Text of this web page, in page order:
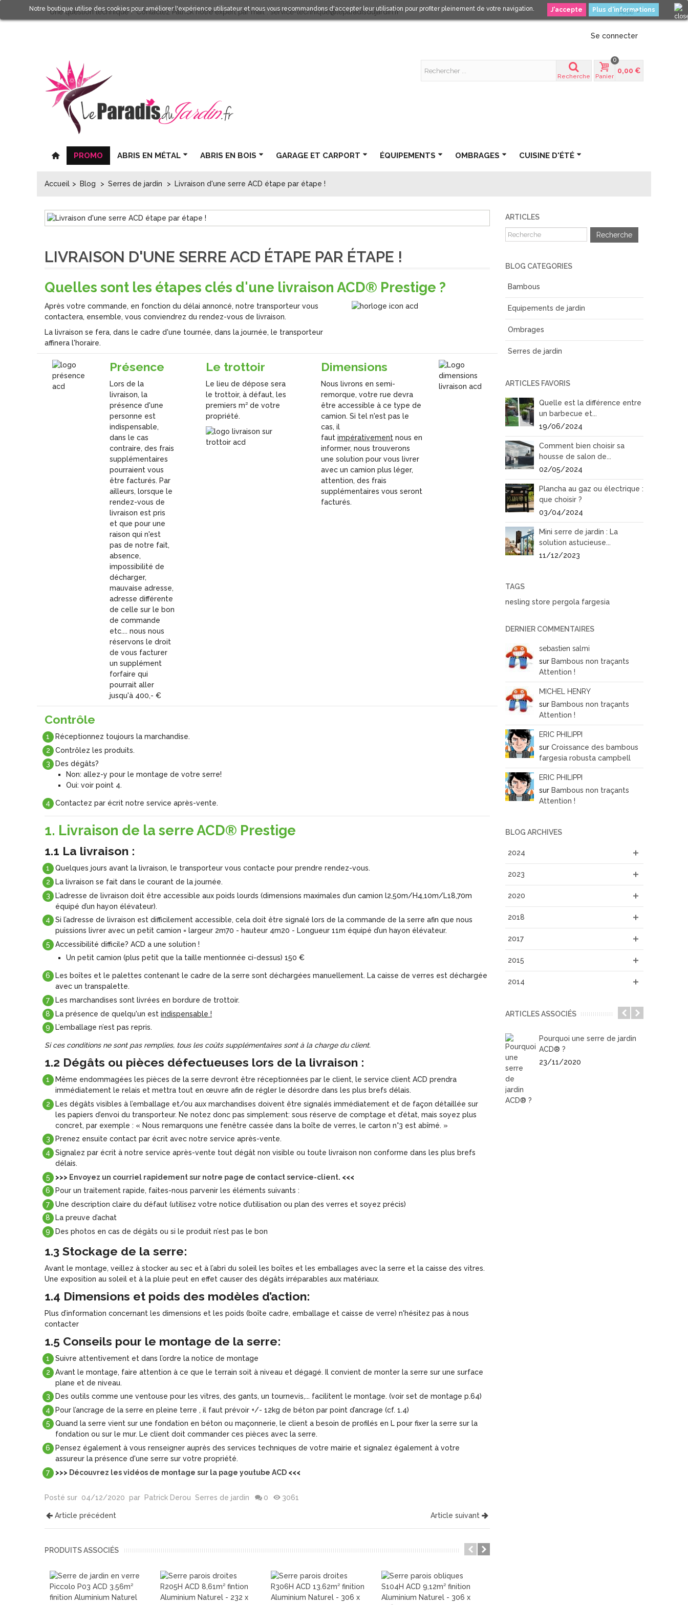
Aide
Une question technique ? Contactez Patrick notre expert par mail : service-technique@leparadisdujardin.fr
Se connecter
Recherche Panier
0
0,00 €
Notre boutique utilise des cookies pour améliorer l'expérience utilisateur et nous vous recommandons d'accepter leur utilisation pour profiter pleinement de votre navigation. Plus d'informations
PROMO ABRIS EN MÉTAL ABRIS EN BOIS GARAGE ET CARPORT ÉQUIPEMENTS OMBRAGES CUISINE D'ÉTÉ
Accueil > Blog > Serres de jardin > Livraison d'une serre ACD étape par étape !
LIVRAISON D'UNE SERRE ACD ÉTAPE PAR ÉTAPE !
Quelles sont les étapes clés d'une livraison ACD® Prestige ?
Après votre commande, en fonction du délai annoncé, notre transporteur vous
contactera, ensemble, vous conviendrez du rendez-vous de livraison.
La livraison se fera, dans le cadre d'une tournée, dans la journée, le transporteur
affinera l'horaire.
Présence
Lors de la
livraison, la
présence d'une
personne est
indispensable,
dans le cas
contraire, des frais
supplémentaires
pourraient vous
être facturés. Par
ailleurs, lorsque le
rendez-vous de
livraison est pris
et que pour une
raison qui n'est
pas de notre fait,
absence,
impossibilité de
décharger,
mauvaise adresse,
adresse différente
de celle sur le bon
de commande
etc.... nous nous
réservons le droit
de vous facturer
un supplément
forfaire qui
pourrait aller
jusqu'à 400,- €
Le trottoir
Le lieu de dépose sera
le trottoir, à défaut, les
premiers m² de votre
propriété.
Dimensions
Nous livrons en semi-
remorque, votre rue devra
être accessible à ce type de
camion. Si tel n'est pas le
cas, il
faut impérativementnous en
informer, nous trouverons
une solution pour vous livrer
avec un camion plus léger,
attention, des frais
supplémentaires vous seront
facturés.
Contrôle
Réceptionnez toujours la marchandise.
Contrôlez les produits.
Des dégâts?
Non: allez-y pour le montage de votre serre!
Oui: voir point 4.
Contactez par écrit notre service après-vente.
1. Livraison de la serre ACD® Prestige
1.1 La livraison :
Quelques jours avant la livraison, le transporteur vous contacte pour prendre rendez-vous.
La livraison se fait dans le courant de la journée.
L’adresse de livraison doit être accessible aux poids lourds (dimensions maximales d’un camion l2,50m/H4,10m/L18,70m
équipé d’un hayon élévateur).
Si l’adresse de livraison est difficilement accessible, cela doit être signalé lors de la commande de la serre afin que nous
puissions livrer avec un petit camion = largeur 2m70 - hauteur 4m20 - Longueur 11m équipé d’un hayon élévateur.
Accessibilité difficile? ACD a une solution !
Un petit camion (plus petit que la taille mentionnée ci-dessus) 150 €
Les boîtes et le palettes contenant le cadre de la serre sont déchargées manuellement. La caisse de verres est déchargée
avec un transpalette.
Les marchandises sont livrées en bordure de trottoir.
La présence de quelqu'un est indispensable !
L’emballage n’est pas repris.
Si ces conditions ne sont pas remplies, tous les coûts supplémentaires sont à la charge du client.
1.2 Dégâts ou pièces défectueuses lors de la livraison :
Même endommagées les pièces de la serre devront être réceptionnées par le client, le service client ACD prendra
immédiatement le relais et mettra tout en œuvre afin de régler le désordre dans les plus brefs délais.
Les dégâts visibles à l’emballage et/ou aux marchandises doivent être signalés immédiatement et de façon détaillée sur
les papiers d’envoi du transporteur. Ne notez donc pas simplement: sous réserve de comptage et d’état, mais soyez plus
concret, par exemple : « Nous remarquons une fenêtre cassée dans la boîte de verres, le carton n°3 est abîmé. »
Prenez ensuite contact par écrit avec notre service après-vente.
Signalez par écrit à notre service après-vente tout dégât non visible ou toute livraison non conforme dans les plus brefs
délais.
>>> Envoyez un courriel rapidement sur notre page de contact service-client. <<<
Pour un traitement rapide, faites-nous parvenir les éléments suivants :
Une description claire du défaut (utilisez votre notice d’utilisation ou plan des verres et soyez précis)
La preuve d’achat
Des photos en cas de dégâts ou si le produit n’est pas le bon
1.3 Stockage de la serre:
Avant le montage, veillez à stocker au sec et à l’abri du soleil les boîtes et les emballages avec la serre et la caisse des vitres.
Une exposition au soleil et à la pluie peut en effet causer des dégâts irréparables aux matériaux.
1.4 Dimensions et poids des modèles d’action:
Plus d’information concernant les dimensions et les poids (boîte cadre, emballage et caisse de verre) n'hésitez pas à nous
contacter
1.5 Conseils pour le montage de la serre:
Suivre attentivement et dans l’ordre la notice de montage
Avant le montage, faire attention à ce que le terrain soit à niveau et dégagé. Il convient de monter la serre sur une surface
plane et de niveau.
Des outils comme une ventouse pour les vitres, des gants, un tournevis,... facilitent le montage. (voir set de montage p.64)
Pour l’ancrage de la serre en pleine terre , il faut prévoir +/- 12kg de béton par point d’ancrage (cf. 1.4)
Quand la serre vient sur une fondation en béton ou maçonnerie, le client a besoin de profilés en L pour fixer la serre sur la
fondation ou sur le mur. Le client doit commander ces pièces avec la serre.
Pensez également à vous renseigner auprès des services techniques de votre mairie et signalez également à votre
assureur la présence d'une serre sur votre propriété.
>>> Découvrez les vidéos de montage sur la page youtube ACD <<<
Posté sur 04/12/2020 par Patrick Derou Serres de jardin 0 3061
Article précédent Article suivant
PRODUITS ASSOCIÉS
ARTICLES
Recherche
BLOG CATEGORIES
Bambous
Equipements de jardin
Ombrages
Serres de jardin
ARTICLES FAVORIS
Quelle est la différence entre
un barbecue et...
19/06/2024
Comment bien choisir sa
housse de salon de...
02/05/2024
Plancha au gaz ou électrique :
que choisir ?
03/04/2024
Mini serre de jardin : La
solution astucieuse...
11/12/2023
TAGS
nesling store pergola fargesia
DERNIER COMMENTAIRES
sebastien salmi
sur Bambous non traçants
Attention !
MICHEL HENRY
sur Bambous non traçants
Attention !
ERIC PHILIPPI
sur Croissance des bambous
fargesia robusta campbell
ERIC PHILIPPI
sur Bambous non traçants
Attention !
BLOG ARCHIVES
2024
2023
2020
2018
2017
2015
2014
ARTICLES ASSOCIÉS
Pourquoi une serre de jardin
ACD® ?
23/11/2020